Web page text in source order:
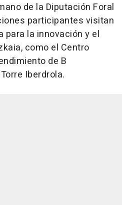
de la Diputación Foral
participantes visitan
la innovación y el
como el Centro
de B
Iberdrola.